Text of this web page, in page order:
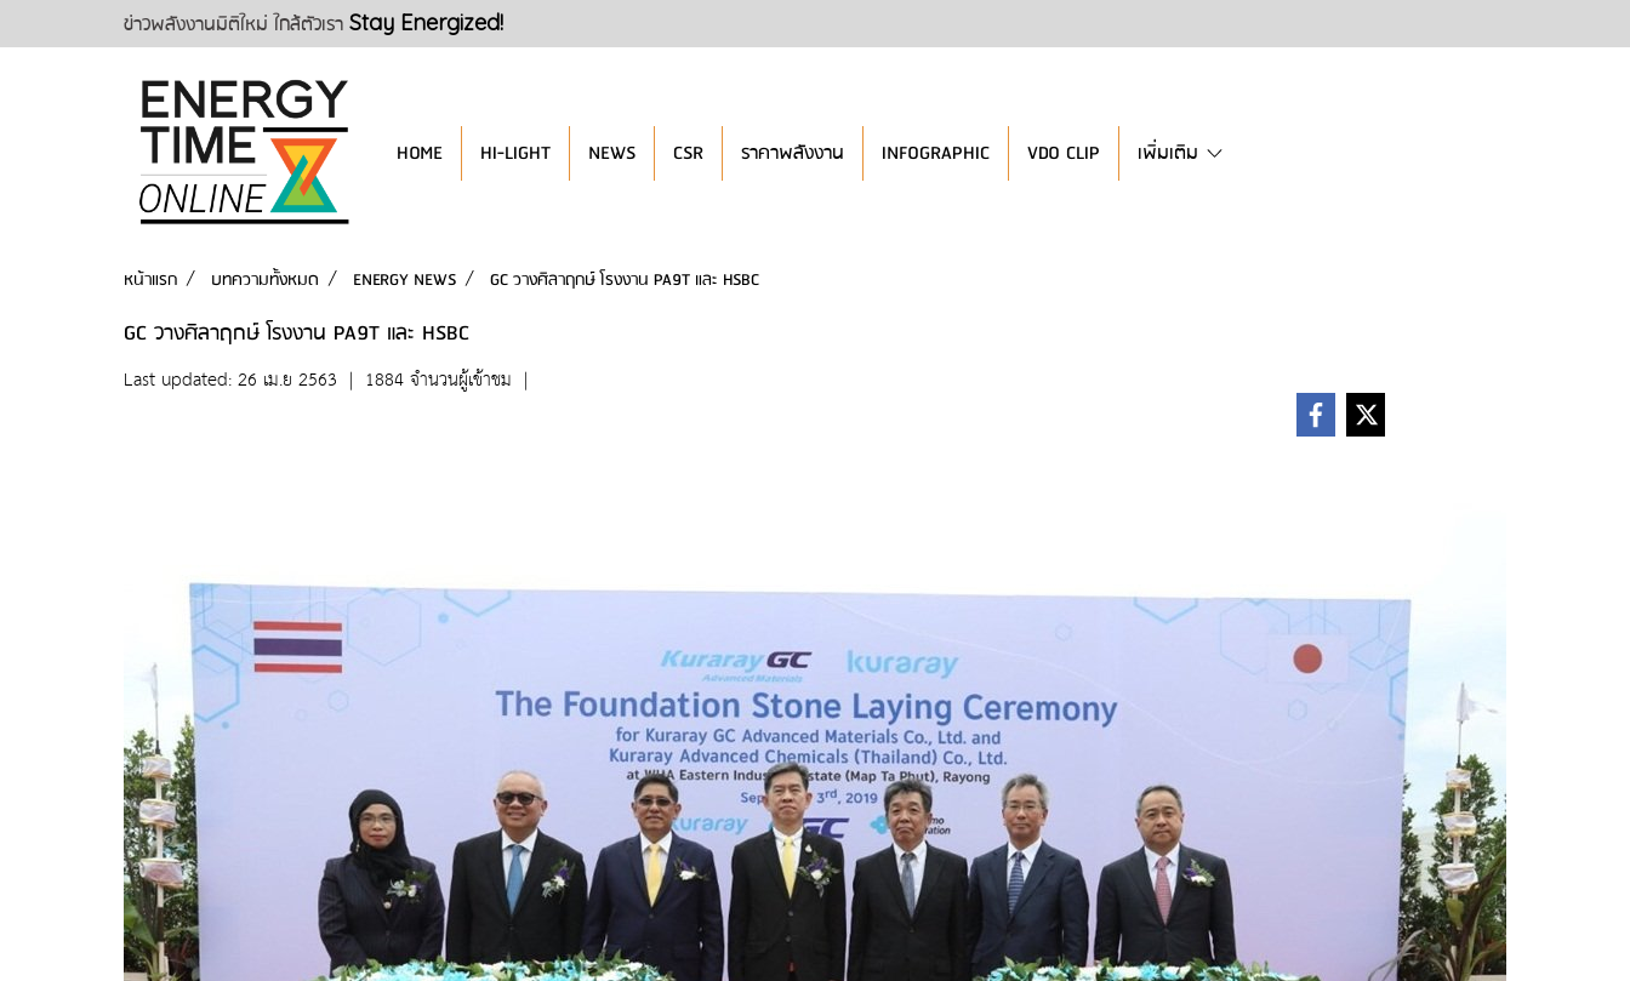
ข่าวพลังงานมิติใหม่ ใกล้ตัวเรา Stay Energized!
HOME HI-LIGHT NEWS CSR ราคาพลังงาน INFOGRAPHIC VDO CLIP เพิ่มเติม
หน้าแรก บทความทั้งหมด ENERGY NEWS GC วางศิลาฤกษ์ โรงงาน PA9T และ HSBC
GC วางศิลาฤกษ์ โรงงาน PA9T และ HSBC
Last updated: 26 เม.ย 2563 | 1884 จำนวนผู้เข้าชม |